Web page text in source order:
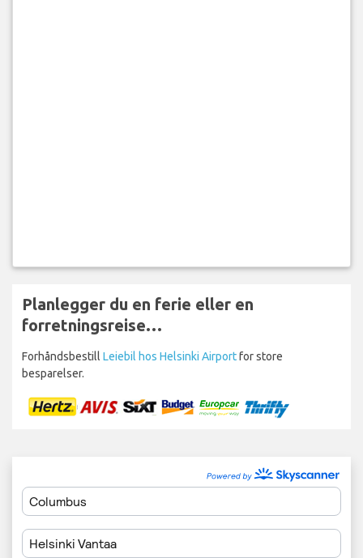
Planlegger du en ferie eller en
forretningsreise…
Forhåndsbestill Leiebil hos Helsinki Airportfor store
besparelser.